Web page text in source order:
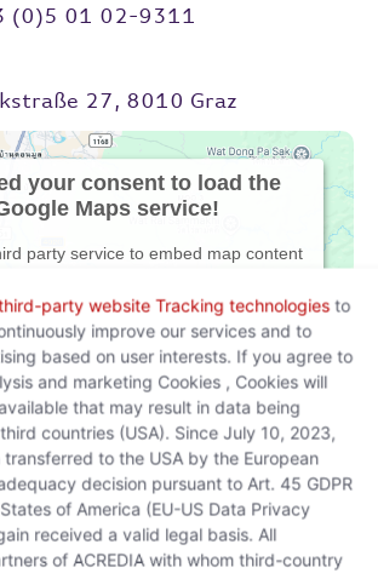
(0)5 01 02-9311
27, 8010 Graz
your consent to load the
Maps service!
party service to embed map content
and accept the service to see this
map.
Information Accept
Usercentrics Consent Management
Platform
party website Tracking technologiesto
improve our services and to
based on user interests. If you agree to
and marketing Cookies , Cookies will
that may result in data being
countries (USA). Since July 10, 2023,
to the USA by the European
adequacy decision pursuant to Art. 45 GDPR
of America (EU-US Data Privacy
received a valid legal basis. All
of ACREDIA with whom third-country